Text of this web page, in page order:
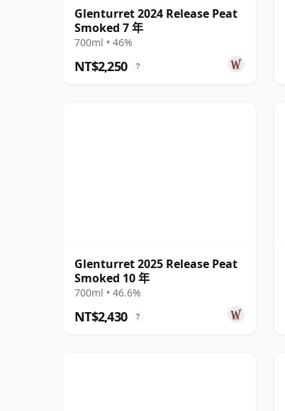
Glenturret 2024 Release Peat
Smoked 7 年
700ml • 46%
NT$2,250 ?
Glenturret 2025 Release Peat
Smoked 10 年
700ml • 46.6%
NT$2,430 ?